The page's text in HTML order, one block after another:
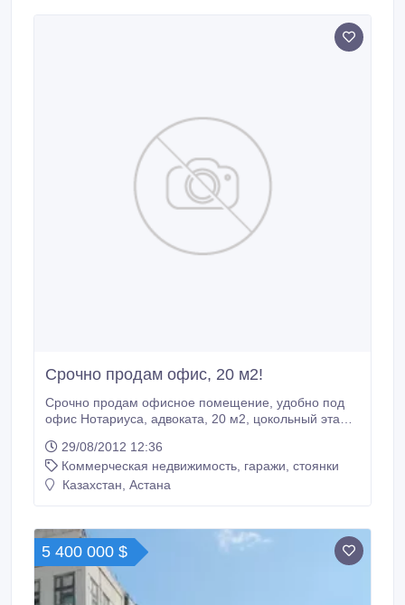
Срочно продам офис, 20 м2!
Срочно продам офисное помещение, удобно под
офис Нотариуса, адвоката, 20 м2, цокольный этаж,
1700 у.е. за 1 м2. г.Астана, 13 Магистраль,
ул.Б.Момышулы, д.15А. Напротив Энергосбыта. тел:
566-697, 566-964, 8-701-520-2510.
29/08/2012 12:36
Коммерческая недвижимость, гаражи, стоянки
Казахстан, Астана
5 400 000 $